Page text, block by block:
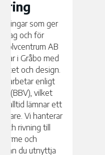
Golvet är en av de
ytorna i ditt hem
professionellt
erbjuder
omnejd för alla
laminat, vinyl, LVT och
golvmaterial utifrån
och praktiska behov,
hållbart och
Golvläggning
privatpersoner – 30